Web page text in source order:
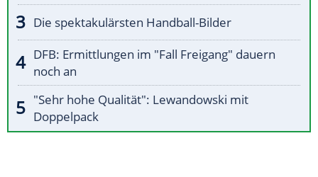
Die spektakulärsten Handball-Bilder
DFB: Ermittlungen im "Fall Freigang" dauern
noch an
"Sehr hohe Qualität": Lewandowski mit
Doppelpack